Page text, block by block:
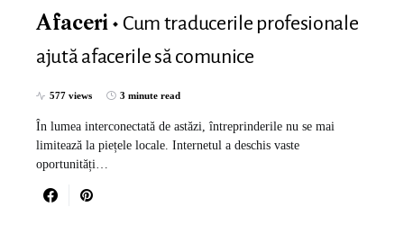
Afaceri
Cum traducerile profesionale
ajută afacerile să comunice
577 views 3 minute read
În lumea interconectată de astăzi, întreprinderile nu se mai
limitează la piețele locale. Internetul a deschis vaste
oportunități…